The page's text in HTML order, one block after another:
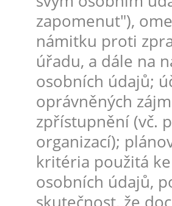
zapomenut"),
námitku proti
úřadu, a dále na
osobních údajů;
oprávněných
zpřístupnění (vč.
organizací);
kritéria použitá
osobních údajů,